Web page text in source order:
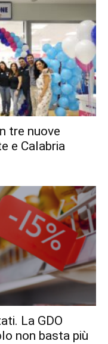
tre nuove
e Calabria
La GDO
non basta più